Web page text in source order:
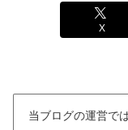
X
当ブログの運営で